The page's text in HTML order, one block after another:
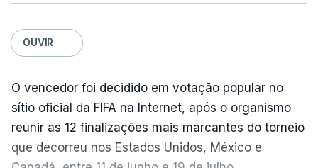
OUVIR
O vencedor foi decidido em votação popular no
sítio oficial da FIFA na Internet, após o organismo
reunir as 12 finalizações mais marcantes do torneio
que decorreu nos Estados Unidos, México e